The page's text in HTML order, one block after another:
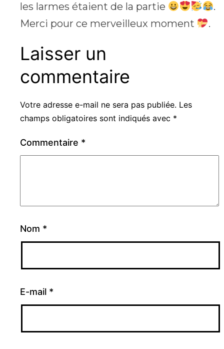
les larmes étaient de la partie
.
Merci pour ce merveilleux moment
.
Laisser un
commentaire
Votre adresse e-mail ne sera pas publiée. Les
champs obligatoires sont indiqués avec *
Commentaire *
Nom *
E-mail *